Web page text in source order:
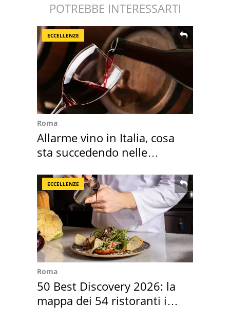
POTREBBE INTERESSARTI
ECCELLENZE
Roma
Allarme vino in Italia, cosa
sta succedendo nelle
ECCELLENZE
Roma
50 Best Discovery 2026: la
mappa dei 54 ristoranti in